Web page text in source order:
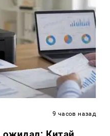
9 часов назад